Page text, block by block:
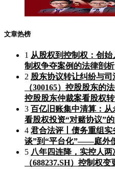
文章热榜
1 从股权到控制权：创
制权争夺案例的法律剖析
2 股东协议转让纠纷与
（300165）控股股东
控股股东仲裁案看股权
3 百亿旧账集中清算：从
看股权投资“对赌协议”
4 君合法评丨债务重组
谈”到“平台化”——庭外
5 八年四连降，实控人
（688237.SH）控制权